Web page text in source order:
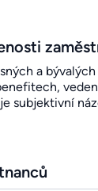
a
subjektivní